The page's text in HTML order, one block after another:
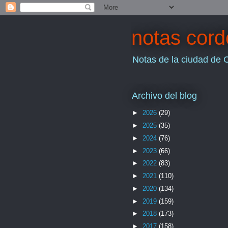
notas
Notas de la ciudad de
Archivo del blog
► 2026 (29)
► 2025 (35)
► 2024 (76)
► 2023 (66)
► 2022 (83)
► 2021 (110)
► 2020 (134)
► 2019 (159)
► 2018 (173)
► 2017 (158)